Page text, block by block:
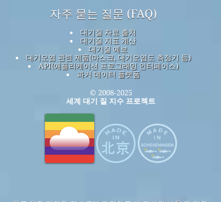
자주 묻는 질문 (FAQ)
대기질 자료 출처
대기질 지표 계산
대기질 예보
대기오염 관련 제품(마스크, 대기오염도 측정기 등)
API(애플리케이션 프로그래밍 인터페이스)
과거 데이터 플랫폼
© 2008-2025
세계 대기 질 지수 프로젝트